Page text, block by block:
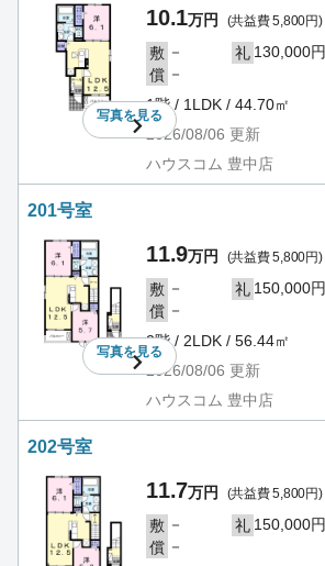
写真を見る
10.1万円 (共益費 5,800円)
敷 － 礼 130,000円
償 －
1階 / 1LDK / 44.70㎡
2026/08/06 更新
ハウスコム 豊中店
201号室
写真を見る
11.9万円 (共益費 5,800円)
敷 － 礼 150,000円
償 －
2階 / 2LDK / 56.44㎡
2026/08/06 更新
ハウスコム 豊中店
202号室
11.7万円 (共益費 5,800円)
敷 － 礼 150,000円
償 －